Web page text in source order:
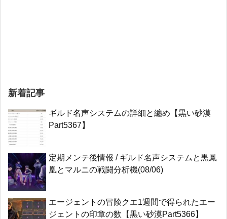
新着記事
ギルド名声システムの詳細と纏め【黒い砂漠
Part5367】
定期メンテ後情報 / ギルド名声システムと黒鳳
凰とマルニの戦闘分析機(08/06)
エージェントの冒険クエ1週間で得られたエー
ジェントの印章の数【黒い砂漠Part5366】